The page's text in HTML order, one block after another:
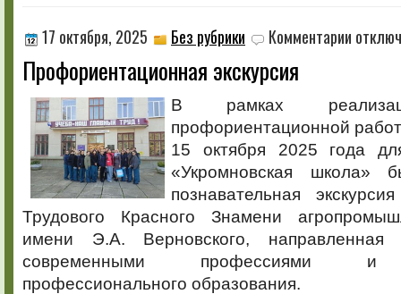
17 октября, 2025 Без рубрики Комментарии записи
Профориентационная экскурсия
В рамках
профориентационной
15 октября 2025 года
«Укромновская школа»
познавательная
Трудового Красного Знамени
имени Э.А. Верновского,
современными профессиями и
профессионального образования.